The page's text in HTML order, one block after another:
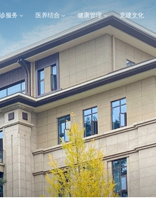
服务 医养结合 健康管理 党建文化